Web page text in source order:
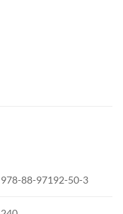
978-88-97192-50-3